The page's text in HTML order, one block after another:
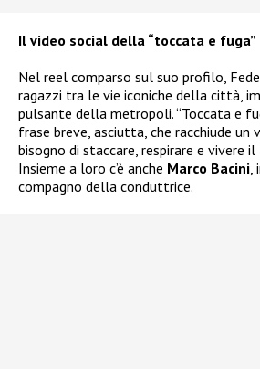
Il video social della “toccata e fuga”
Nel reel comparso sul suo profilo,
ragazzi tra le vie iconiche della città,
pulsante della metropoli. “Toccata e
frase breve, asciutta, che racchiude un
bisogno di staccare, respirare e vivere
Insieme a loro c’è anche Marco Bacini,
compagno della conduttrice.